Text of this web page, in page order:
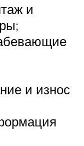
и
и износ